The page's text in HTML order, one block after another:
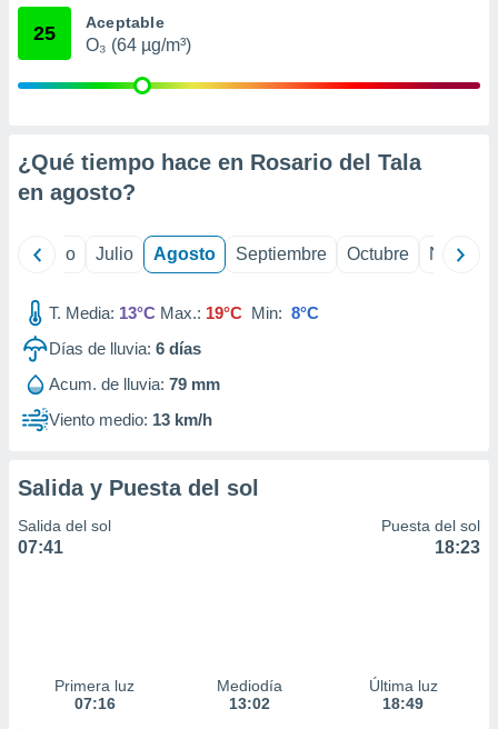
publicidad
1199
25 Aceptable
O₃ (64 µg/m³)
¿Qué tiempo hace en Rosario del Tala
en agosto?
Junio Julio Agosto Septiembre Octubre
T. Media: 13°C Max.: 19°C Min: 8°C
Días de lluvia: 6 días
Acum. de lluvia: 79 mm
Viento medio: 13 km/h
Salida y Puesta del sol
Salida del sol
07:41
Puesta del sol
18:23
Primera luz
07:16
Mediodía
13:02
Última luz
18:49